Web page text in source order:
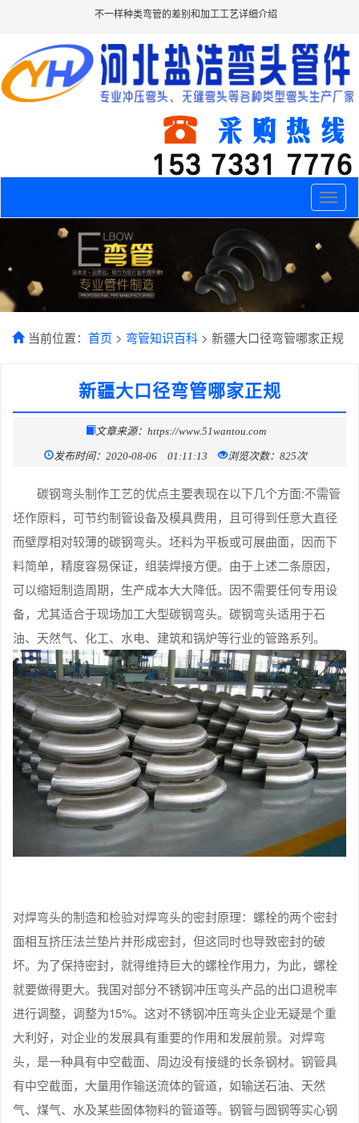
不一样种类弯管的差别和加工工艺详细介绍
Toggle
当前位置： 首页 > 弯管知识百科 > 新疆大口径弯管哪家正规
新疆大口径弯管哪家正规
文章来源：https://www.51wantou.com
发布时间：2020-08-06 01:11:13 浏览次数：825次
碳钢弯头制作工艺的优点主要表现在以下几个方面:不需管
坯作原料，可节约制管设备及模具费用，且可得到任意大直径
而壁厚相对较薄的碳钢弯头。坯料为平板或可展曲面，因而下
料简单，精度容易保证，组装焊接方便。由于上述二条原因，
可以缩短制造周期，生产成本大大降低。因不需要任何专用设
备，尤其适合于现场加工大型碳钢弯头。碳钢弯头适用于石
油、天然气、化工、水电、建筑和锅炉等行业的管路系列。
对焊弯头的制造和检验对焊弯头的密封原理：螺栓的两个密封
面相互挤压法兰垫片并形成密封，但这同时也导致密封的破
坏。为了保持密封，就得维持巨大的螺栓作用力，为此，螺栓
就要做得更大。我国对部分不锈钢冲压弯头产品的出口退税率
进行调整，调整为15%。这对不锈钢冲压弯头企业无疑是个重
大利好，对企业的发展具有重要的作用和发展前景。对焊弯
头，是一种具有中空截面、周边没有接缝的长条钢材。钢管具
有中空截面，大量用作输送流体的管道，如输送石油、天然
气、煤气、水及某些固体物料的管道等。钢管与圆钢等实心钢